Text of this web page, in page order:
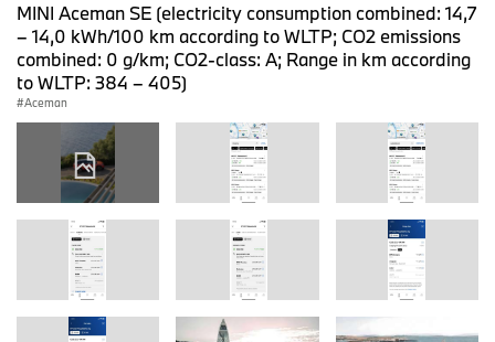
MINI Aceman SE (electricity consumption combined: 14,7
– 14,0 kWh/100 km according to WLTP; CO2 emissions
combined: 0 g/km; CO2-class: A; Range in km according
to WLTP: 384 – 405)
Aceman